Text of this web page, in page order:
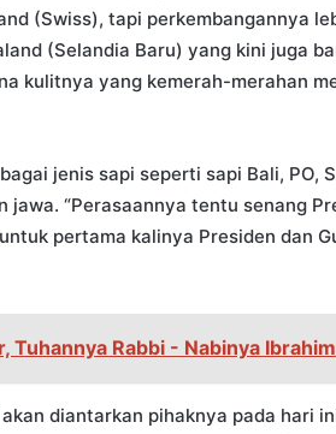
(Swiss), tapi perkembangannya
(Selandia Baru) yang kini juga
kulitnya yang kemerah-merahan
jenis sapi seperti sapi Bali, PO,
“Perasaannya tentu senang
pertama kalinya Presiden dan
Tuhannya Rabbi - Nabinya Ibrahim
diantarkan pihaknya pada hari